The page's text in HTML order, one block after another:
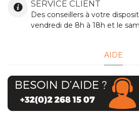
SERVICE CLIENT
Des conseillers à votre
vendredi de 8h à 18h et le
AIDE